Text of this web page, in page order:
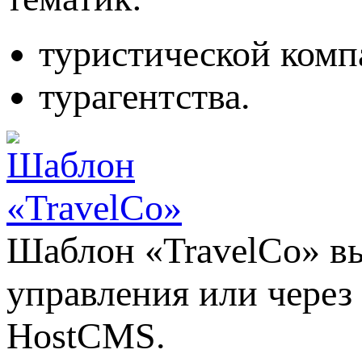
туристической
турагентства.
Шаблон «TravelCo»
управления или
HostCMS.